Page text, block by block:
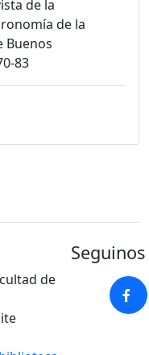
de la
de la
Buenos
83
de